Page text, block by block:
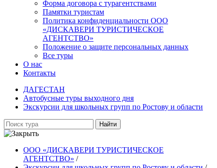
Форма договора с турагентствами
Памятки туристам
Политика конфиденциальности ООО
«ДИСКАВЕРИ ТУРИСТИЧЕСКОЕ
АГЕНТСТВО»
Положение о защите персональных данных
Все туры
О нас
Контакты
ДАГЕСТАН
Автобусные туры выходного дня
Экскурсии для школьных групп по Ростову и области
Найти
ООО «ДИСКАВЕРИ ТУРИСТИЧЕСКОЕ
АГЕНТСТВО» /